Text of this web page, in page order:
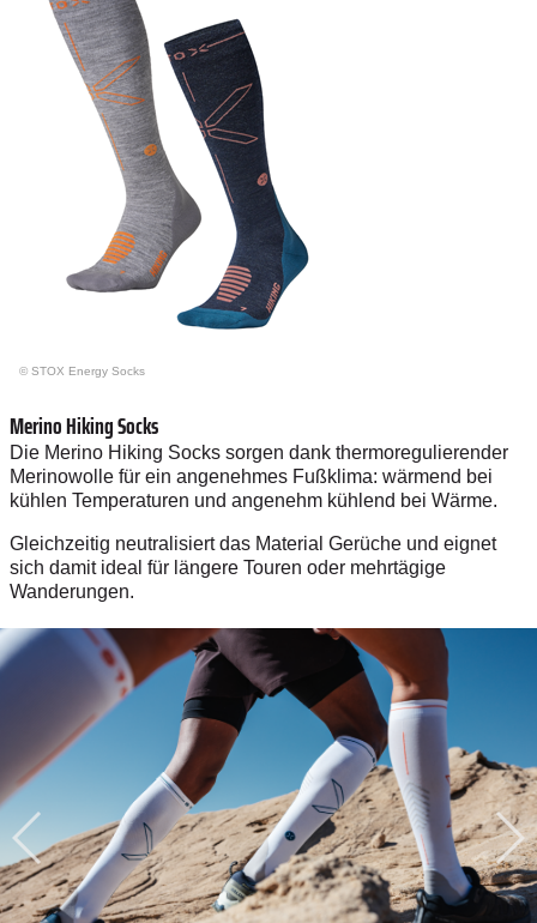
© STOX Energy Socks
Merino Hiking Socks
Die Merino Hiking Socks sorgen dank thermoregulierender
Merinowolle für ein angenehmes Fußklima: wärmend bei
kühlen Temperaturen und angenehm kühlend bei Wärme.
Gleichzeitig neutralisiert das Material Gerüche und eignet
sich damit ideal für längere Touren oder mehrtägige
Wanderungen.